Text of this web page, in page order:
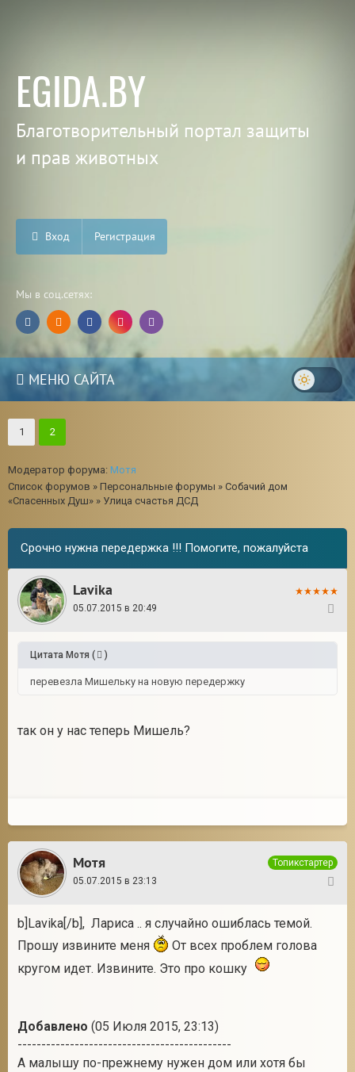
EGIDA.BY
Благотворительный портал защиты
и прав животных
Вход Регистрация
Мы в соц.сетях:
МЕНЮ САЙТА
1 2
Модератор форума: Мотя
Список форумов » Персональные форумы » Собачий дом
«Спасенных Душ» » Улица счастья ДСД
Срочно нужна передержка !!! Помогите, пожалуйста
Lavika
05.07.2015 в 20:49
Цитата Мотя ( )
перевезла Мишельку на новую передержку
так он у нас теперь Мишель?
Мотя
Топикстартер
05.07.2015 в 23:13
b]Lavika[/b], Лариса .. я случайно ошиблась темой.
Прошу извините меня
От всех проблем голова
кругом идет. Извините. Это про кошку
Добавлено (05 Июля 2015, 23:13)
---------------------------------------------
А малышу по-прежнему нужен дом или хотя бы